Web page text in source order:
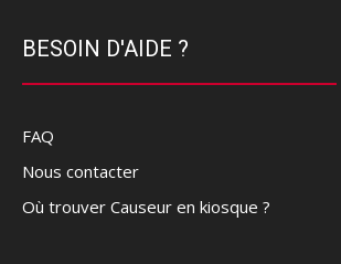
BESOIN D'AIDE ?
FAQ
Nous contacter
Où trouver Causeur en kiosque ?